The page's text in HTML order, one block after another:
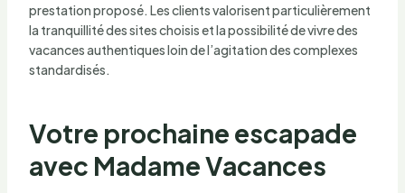
prestation proposé. Les clients valorisent particulièrement
la tranquillité des sites choisis et la possibilité de vivre des
vacances authentiques loin de l’agitation des complexes
standardisés.
Votre prochaine escapade
avec Madame Vacances